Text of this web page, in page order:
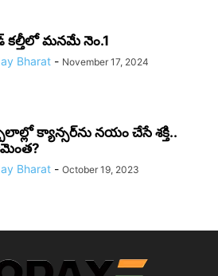
కల్తీలో మనమే నెం.1
Bharat - November 17, 2024
క్యాన్సర్‌ను నయం చేసే శక్తి..
Bharat - October 19, 2023